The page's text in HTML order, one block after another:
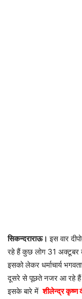
सिकन्दराराऊ। इस वार
रहे हैं कुछ लोग 31 अक्टूबर
इसको लेकर धर्माचार्य
दूसरे से पूछते नजर आ रहे हैं
इसके बारे मेंशीलेन्द्र कृष्ण